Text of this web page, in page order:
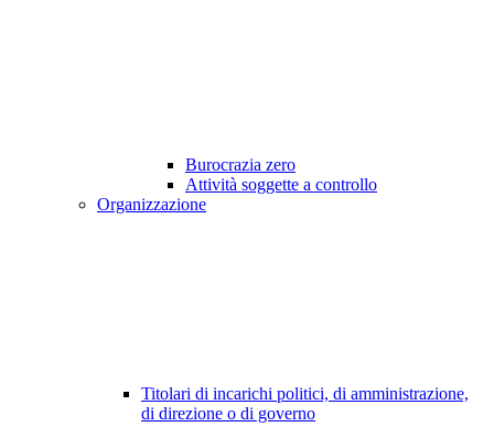
Burocrazia zero
Attività soggette a controllo
Organizzazione
Titolari di incarichi politici, di amministrazione,
di direzione o di governo